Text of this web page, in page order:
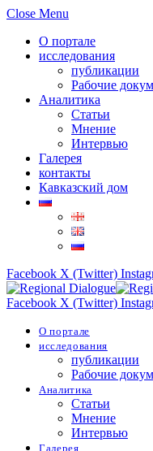
Close Menu
О портале
исследования
публикации
Рабочие
Аналитика
Статьи
Мнение
Интервью
Галерея
контакты
Кавказский дом
Facebook X (Twitter)
Facebook X (Twitter)
О портале
исследования
публикации
Рабочие
Аналитика
Статьи
Мнение
Интервью
Галерея